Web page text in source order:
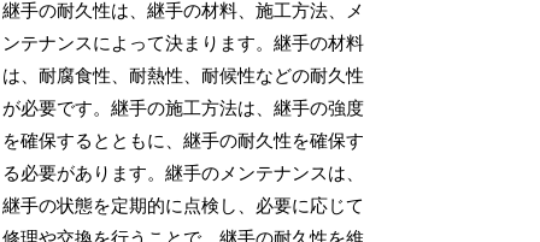
継手の耐久性は、継手の材料、施工方法、メ
ンテナンスによって決まります。継手の材料
は、耐腐食性、耐熱性、耐候性などの耐久性
が必要です。継手の施工方法は、継手の強度
を確保するとともに、継手の耐久性を確保す
る必要があります。継手のメンテナンスは、
継手の状態を定期的に点検し、必要に応じて